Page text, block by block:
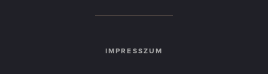
IMPRESSZUM